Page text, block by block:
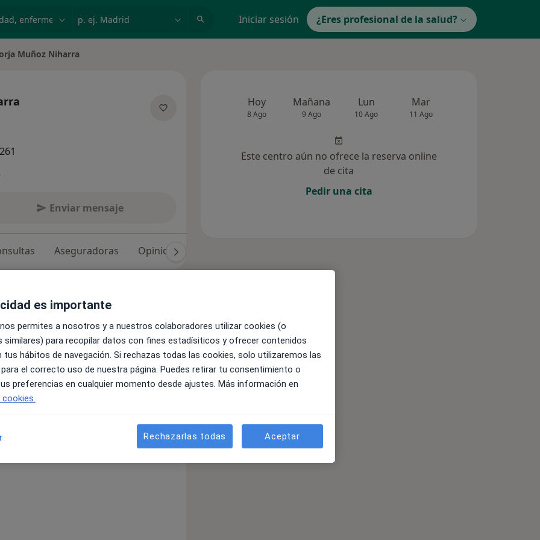
Iniciar sesión ¿Eres profesional de la salud?
de ciudad
Muñoz Niharra
Enviar mensaje
Aseguradoras Opiniones (264)
He trabajado y trabajo muy duro
elevada. He realizado más de
considero una persona dinámica;
de cada paciente como si
buena parte del futuro de la
osteoarticular y así mejorar la
hasta el fin de sus días, sin dolores
Hoy
8 Ago
Mañana
9 Ago
Lun
10 Ago
Mar
11 Ago
Este centro aún no ofrece la reserva online
de cita
Pedir una cita
es importante
permites a nosotros y a nuestros colaboradores utilizar cookies (o
similares) para recopilar datos con fines estadísiticos y ofrecer contenidos
tus hábitos de navegación. Si rechazas todas las cookies, solo utilizaremos las
el correcto uso de nuestra página. Puedes retirar tu consentimiento o
preferencias en cualquier momento desde ajustes. Más información en
Rechazarlas todas Aceptar